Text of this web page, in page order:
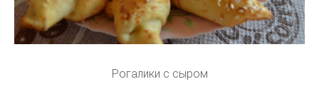
Рогалики с сыром